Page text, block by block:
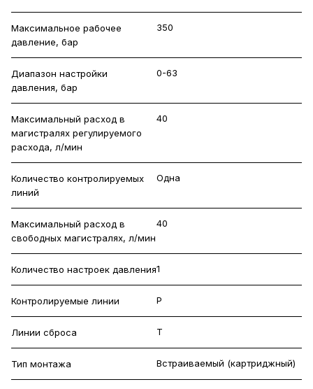
Максимальное рабочее
давление, бар
350
Диапазон настройки
давления, бар
0-63
Максимальный расход в
магистралях регулируемого
расхода, л/мин
40
Количество контролируемых
линий
Одна
Максимальный расход в
свободных магистралях, л/мин
40
Количество настроек давления1
Контролируемые линии P
Линии сброса T
Тип монтажа Встраиваемый (картриджный)